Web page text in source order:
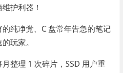
护利器！
纯净党、C 盘常年告急的笔记
玩家。
整理 1 次碎片，SSD 用户重